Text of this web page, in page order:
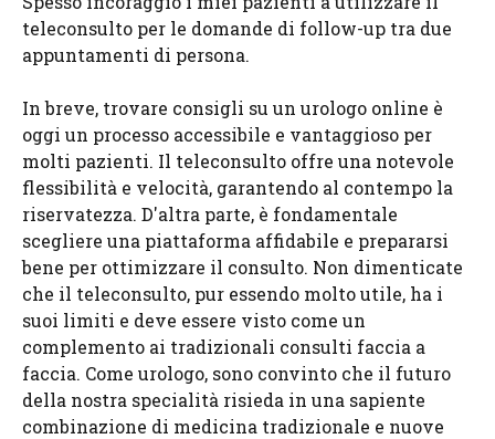
teleconsulto per le domande di follow-up tra due
appuntamenti di persona.
In breve, trovare consigli su un urologo online è
oggi un processo accessibile e vantaggioso per
molti pazienti. Il teleconsulto offre una notevole
flessibilità e velocità, garantendo al contempo la
riservatezza. D'altra parte, è fondamentale
scegliere una piattaforma affidabile e prepararsi
bene per ottimizzare il consulto. Non dimenticate
che il teleconsulto, pur essendo molto utile, ha i
suoi limiti e deve essere visto come un
complemento ai tradizionali consulti faccia a
faccia. Come urologo, sono convinto che il futuro
della nostra specialità risieda in una sapiente
combinazione di medicina tradizionale e nuove